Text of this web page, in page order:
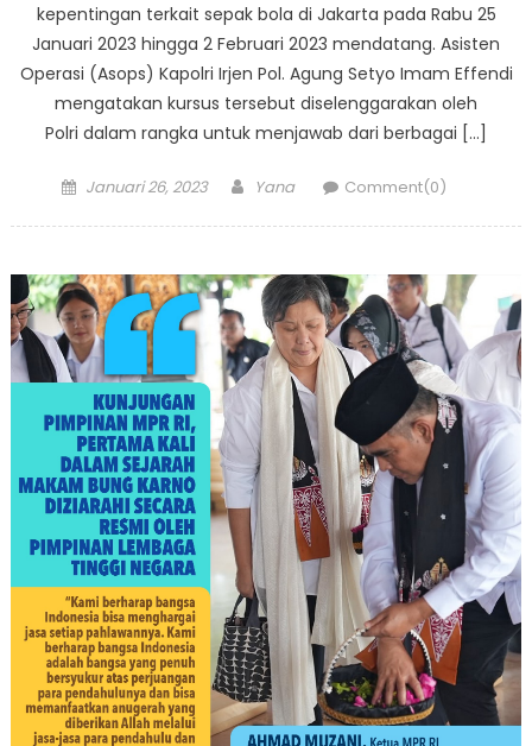
kepentingan terkait sepak bola di Jakarta pada Rabu 25
Januari 2023 hingga 2 Februari 2023 mendatang. Asisten
Operasi (Asops) Kapolri Irjen Pol. Agung Setyo Imam Effendi
mengatakan kursus tersebut diselenggarakan oleh
Polri dalam rangka untuk menjawab dari berbagai […]
Posted
Januari 26, 2023 Author
Yana Comment(0)